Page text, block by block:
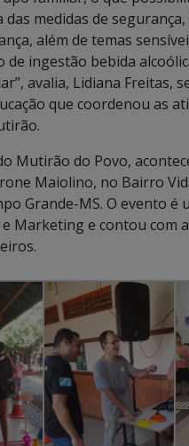
das medidas de
além de temas
de ingestão bebida
avalia, Lidiana Freitas,
que coordenou as
Mutirão do Povo,
Maiolino, no Bairro
Grande-MS. O evento é
Marketing e contou com